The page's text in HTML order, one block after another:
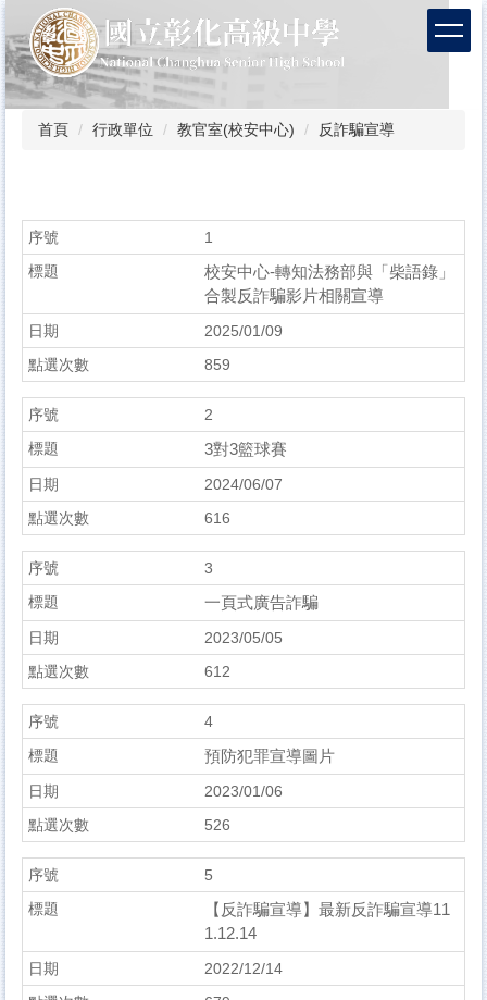
到
主
要
內
首頁 行政單位 教官室(校安中心) 反詐騙宣導
1
校安中心-轉知法務部與「柴語錄」
合製反詐騙影片相關宣導
2025/01/09
859
2
3對3籃球賽
2024/06/07
616
3
一頁式廣告詐騙
2023/05/05
612
4
預防犯罪宣導圖片
2023/01/06
526
5
【反詐騙宣導】最新反詐騙宣導11
1.12.14
2022/12/14